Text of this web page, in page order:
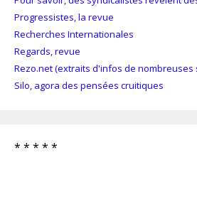
Progressistes, la revue
Recherches Internationales
Regards, revue
Rezo.net (extraits d'infos de nombreuses
Silo, agora des pensées cruitiques
* * * * *